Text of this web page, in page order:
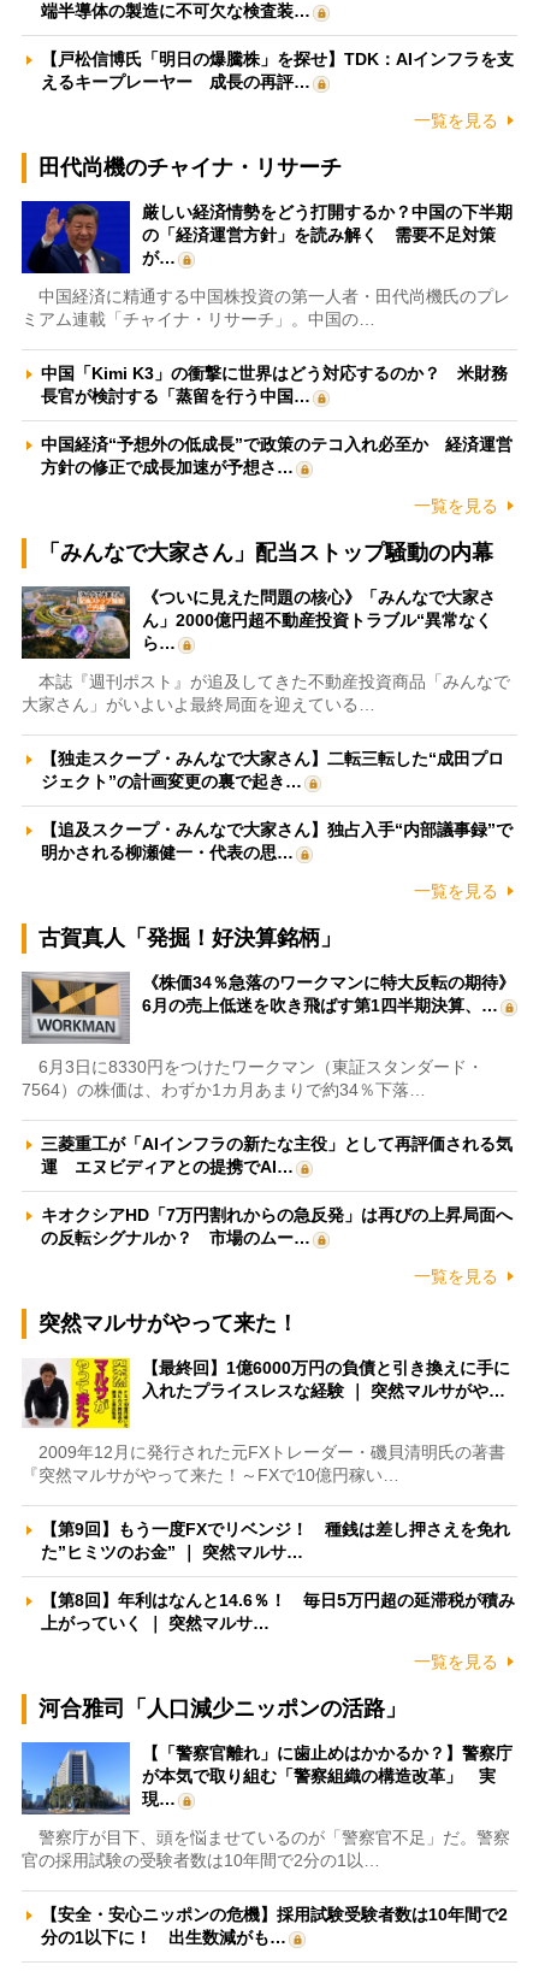
端半導体の製造に不可欠な検査装…
【戸松信博氏「明日の爆騰株」を探せ】TDK：AIインフラを支
えるキープレーヤー 成長の再評…
一覧を見る
田代尚機のチャイナ・リサーチ
厳しい経済情勢をどう打開するか？中国の下半期
の「経済運営方針」を読み解く 需要不足対策
が…
中国経済に精通する中国株投資の第一人者・田代尚機氏のプレ
ミアム連載「チャイナ・リサーチ」。中国の…
中国「Kimi K3」の衝撃に世界はどう対応するのか？ 米財務
長官が検討する「蒸留を行う中国…
中国経済“予想外の低成長”で政策のテコ入れ必至か 経済運営
方針の修正で成長加速が予想さ…
一覧を見る
「みんなで大家さん」配当ストップ騒動の内幕
《ついに見えた問題の核心》「みんなで大家さ
ん」2000億円超不動産投資トラブル“異常なく
ら…
本誌『週刊ポスト』が追及してきた不動産投資商品「みんなで
大家さん」がいよいよ最終局面を迎えている…
【独走スクープ・みんなで大家さん】二転三転した“成田プロ
ジェクト”の計画変更の裏で起き…
【追及スクープ・みんなで大家さん】独占入手“内部議事録”で
明かされる柳瀬健一・代表の思…
一覧を見る
古賀真人「発掘！好決算銘柄」
《株価34％急落のワークマンに特大反転の期待》
6月の売上低迷を吹き飛ばす第1四半期決算、…
6月3日に8330円をつけたワークマン（東証スタンダード・
7564）の株価は、わずか1カ月あまりで約34％下落…
三菱重工が「AIインフラの新たな主役」として再評価される気
運 エヌビディアとの提携でAI…
キオクシアHD「7万円割れからの急反発」は再びの上昇局面へ
の反転シグナルか？ 市場のムー…
一覧を見る
突然マルサがやって来た！
【最終回】1億6000万円の負債と引き換えに手に
入れたプライスレスな経験 ｜ 突然マルサがや…
2009年12月に発行された元FXトレーダー・磯貝清明氏の著書
『突然マルサがやって来た！～FXで10億円稼い…
【第9回】もう一度FXでリベンジ！ 種銭は差し押さえを免れ
た”ヒミツのお金” ｜ 突然マルサ…
【第8回】年利はなんと14.6％！ 毎日5万円超の延滞税が積み
上がっていく ｜ 突然マルサ…
一覧を見る
河合雅司「人口減少ニッポンの活路」
【「警察官離れ」に歯止めはかかるか？】警察庁
が本気で取り組む「警察組織の構造改革」 実
現…
警察庁が目下、頭を悩ませているのが「警察官不足」だ。警察
官の採用試験の受験者数は10年間で2分の1以…
【安全・安心ニッポンの危機】採用試験受験者数は10年間で2
分の1以下に！ 出生数減がも…